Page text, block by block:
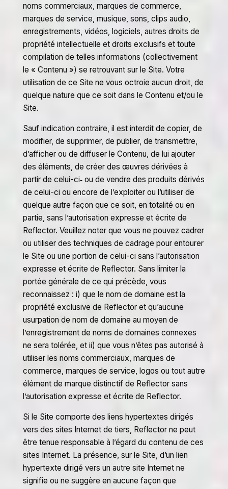
noms commerciaux, marques de commerce,
marques de service, musique, sons, clips audio,
enregistrements, vidéos, logiciels, autres droits de
propriété intellectuelle et droits exclusifs et toute
compilation de telles informations (collectivement
le « Contenu ») se retrouvant sur le Site. Votre
utilisation de ce Site ne vous octroie aucun droit, de
quelque nature que ce soit dans le Contenu et/ou le
Site.
Sauf indication contraire, il est interdit de copier, de
modifier, de supprimer, de publier, de transmettre,
d’afficher ou de diffuser le Contenu, de lui ajouter
des éléments, de créer des œuvres dérivées à
partir de celui-ci‑ ou de vendre des produits dérivés
de celui-ci ou encore de l’exploiter ou l’utiliser de
quelque autre façon que ce soit, en totalité ou en
partie, sans l’autorisation expresse et écrite de
Reflector. Veuillez noter que vous ne pouvez cadrer
ou utiliser des techniques de cadrage pour entourer
le Site ou une portion de celui-ci sans l’autorisation
expresse et écrite de Reflector. Sans limiter la
portée générale de ce qui précède, vous
reconnaissez : i) que le nom de domaine est la
propriété exclusive de Reflector et qu’aucune
usurpation de nom de domaine au moyen de
l’enregistrement de noms de domaines connexes
ne sera tolérée, et ii) que vous n’êtes pas autorisé à
utiliser les noms commerciaux, marques de
commerce, marques de service, logos ou tout autre
élément de marque distinctif de Reflector sans
l’autorisation expresse et écrite de Reflector.
Si le Site comporte des liens hypertextes dirigés
vers des sites Internet de tiers, Reflector ne peut
être tenue responsable à l’égard du contenu de ces
sites Internet. La présence, sur le Site, d’un lien
hypertexte dirigé vers un autre site Internet ne
signifie ou ne suggère en aucune façon que